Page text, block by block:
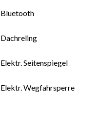
Bluetooth
Dachreling
Elektr. Seitenspiegel
Elektr. Wegfahrsperre